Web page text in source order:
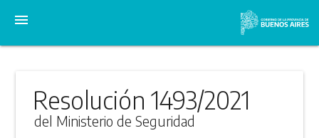
menu
Resolución 1493/2021
del Ministerio de Seguridad